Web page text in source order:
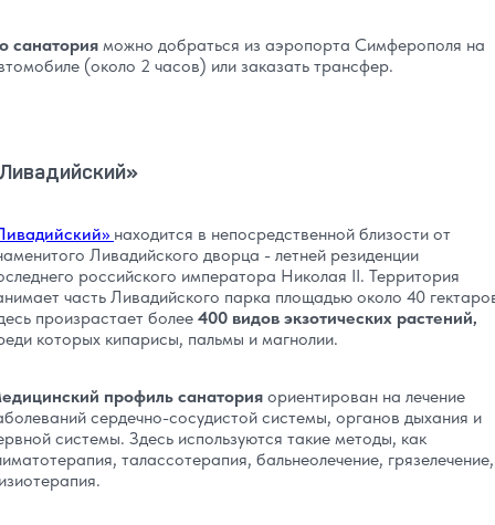
санатория можно добраться из аэропорта Симферополя на
(около 2 часов) или заказать трансфер.
находится в непосредственной близости от
Ливадийского дворца - летней резиденции
российского императора Николая II. Территория
часть Ливадийского парка площадью около 40
произрастает более 400 видов экзотических растений,
которых кипарисы, пальмы и магнолии.
профиль санатория ориентирован на лечение
сердечно-сосудистой системы, органов дыхания и
системы. Здесь используются такие методы, как
талассотерапия, бальнеолечение, грязелечение,